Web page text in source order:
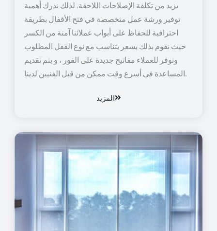
يزيد من تكلفة الإصلاحات اللاحقة. لذلك ندرك أهمية
توفير ورشة عمل متخصصة في فتح الأقفال بطريقة
احترافية للحفاظ على أبواب عملائنا آمنة من الكسر
حيث نقوم بذلك بسعر يتناسب مع نوع القفل المطلوب
ونوفر للعملاء مفاتيح جديدة على الفور ، و يتم تقديم
المساعدة في أسرع وقت ممكن من قبل الفنيين لدينا.
المزيد